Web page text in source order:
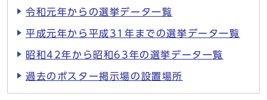
令和元年からの選挙データ一覧
平成元年から平成31年までの選挙データ一覧
昭和42年から昭和63年の選挙データ一覧
過去のポスター掲示場の設置場所